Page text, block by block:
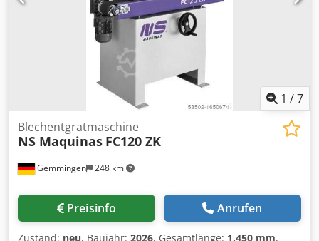
2012 - eine außen, die andere in der Maschine installiert.
Vakuumpumpenleistung m³/h: 240/280 m³/h. Schnittstelle
zum Lesen von CAD-Format (.dxf). Sicherheit: Ablehnungen
Gewicht: ca. 2.500 kg Länge: 5.900 mm Breite: 2.790 mm
Höhe: 2.190 mm Automatische Werkzeuglängenmessung
1 /7
Gemmingen 248 km
Blechentgratmaschine
NS Maquinas FC120 ZK
Preisinfo Anrufen
Zustand: neu, Baujahr: 2026, Gesamtlänge: 1.450 mm,